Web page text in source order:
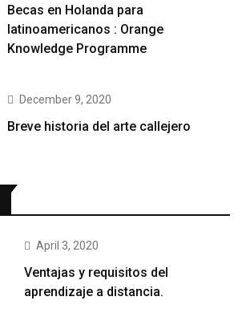
Becas en Holanda para
latinoamericanos : Orange
Knowledge Programme
December 9, 2020
Breve historia del arte callejero
April 3, 2020
Ventajas y requisitos del
aprendizaje a distancia.